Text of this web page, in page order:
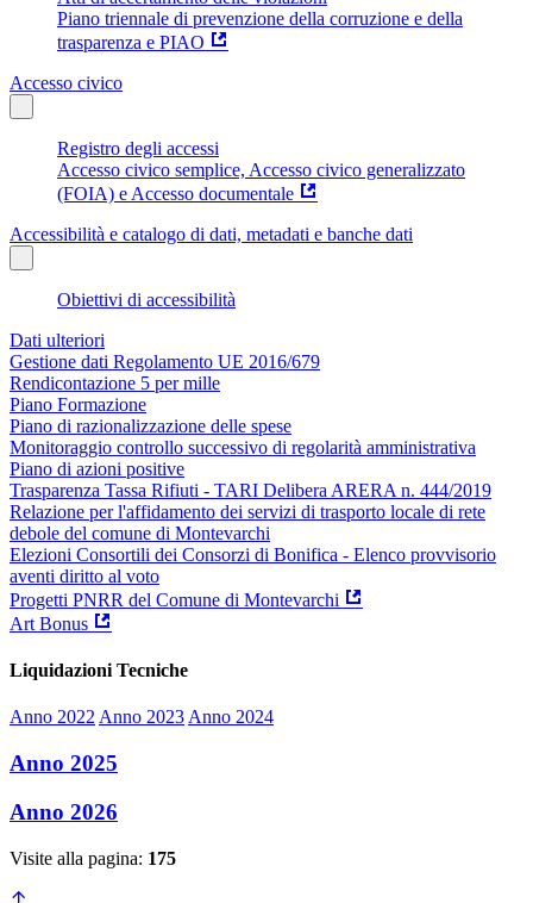
Piano triennale di prevenzione della corruzione e della
trasparenza e PIAO
Accesso civico
Registro degli accessi
Accesso civico semplice, Accesso civico generalizzato
(FOIA) e Accesso documentale
Accessibilità e catalogo di dati, metadati e banche dati
Obiettivi di accessibilità
Dati ulteriori
Gestione dati Regolamento UE 2016/679
Rendicontazione 5 per mille
Piano Formazione
Piano di razionalizzazione delle spese
Monitoraggio controllo successivo di regolarità amministrativa
Piano di azioni positive
Trasparenza Tassa Rifiuti - TARI Delibera ARERA n. 444/2019
Relazione per l'affidamento dei servizi di trasporto locale di rete
debole del comune di Montevarchi
Elezioni Consortili dei Consorzi di Bonifica - Elenco provvisorio
aventi diritto al voto
Progetti PNRR del Comune di Montevarchi
Art Bonus
Liquidazioni Tecniche
Anno 2022 Anno 2023 Anno 2024
Anno 2025
Anno 2026
Visite alla pagina: 175